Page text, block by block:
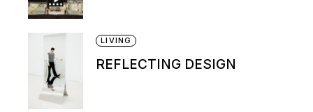
LIVING
REFLECTING DESIGN